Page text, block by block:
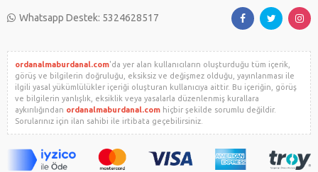
Whatsapp Destek: 5324628517
ordanalmaburdanal.com'da yer alan kullanıcıların oluşturduğu tüm içerik,
görüş ve bilgilerin doğruluğu, eksiksiz ve değişmez olduğu, yayınlanması ile
ilgili yasal yükümlülükler içeriği oluşturan kullanıcıya aittir. Bu içeriğin, görüş
ve bilgilerin yanlışlık, eksiklik veya yasalarla düzenlenmiş kurallara
aykırılığından ordanalmaburdanal.com hiçbir şekilde sorumlu değildir.
Sorularınız için ilan sahibi ile irtibata geçebilirsiniz.